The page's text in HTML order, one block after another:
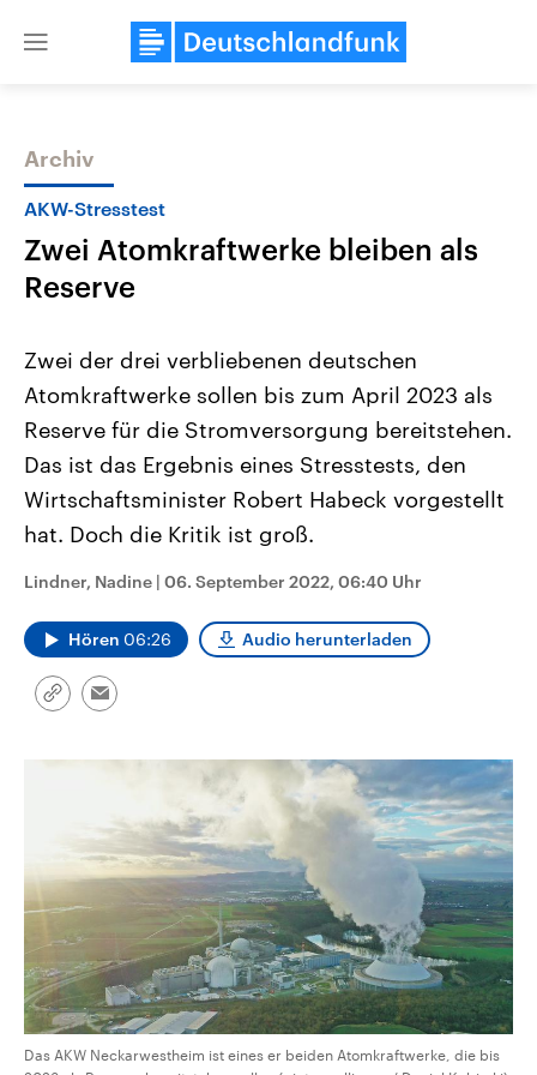
Close
Themen
Landtagswahl Sachsen-Anhalt
2026
Alle Informationen
Sachsen-Anhalt wählt am 6.
September 2026 einen neuen
Landtag. Seit 2021 wird das
Bundesland von einer Koalition aus
Umfragen, Prognosen,
Wahlprogramme, aktuelle Berichte
und Kandidaten der anstehenden
Wahl.
Aktuelle Beiträge,
Hintergründe
Wirtschaftlich und
gehören die Vereinigten
den mächtigsten Ländern
Archiv
AKW-Stresstest
Zwei Atomkraftwerke bleiben als
Reserve
Zwei der drei verbliebenen deutschen
Atomkraftwerke sollen bis zum April 2023 als
Reserve für die Stromversorgung bereitstehen.
Das ist das Ergebnis eines Stresstests, den
Wirtschaftsminister Robert Habeck vorgestellt
hat. Doch die Kritik ist groß.
Lindner, Nadine | 06. September 2022, 06:40 Uhr
Hören 06:26 Audio herunterladen
Link
Email
Das AKW Neckarwestheim ist eines er beiden Atomkraftwerke, die bis